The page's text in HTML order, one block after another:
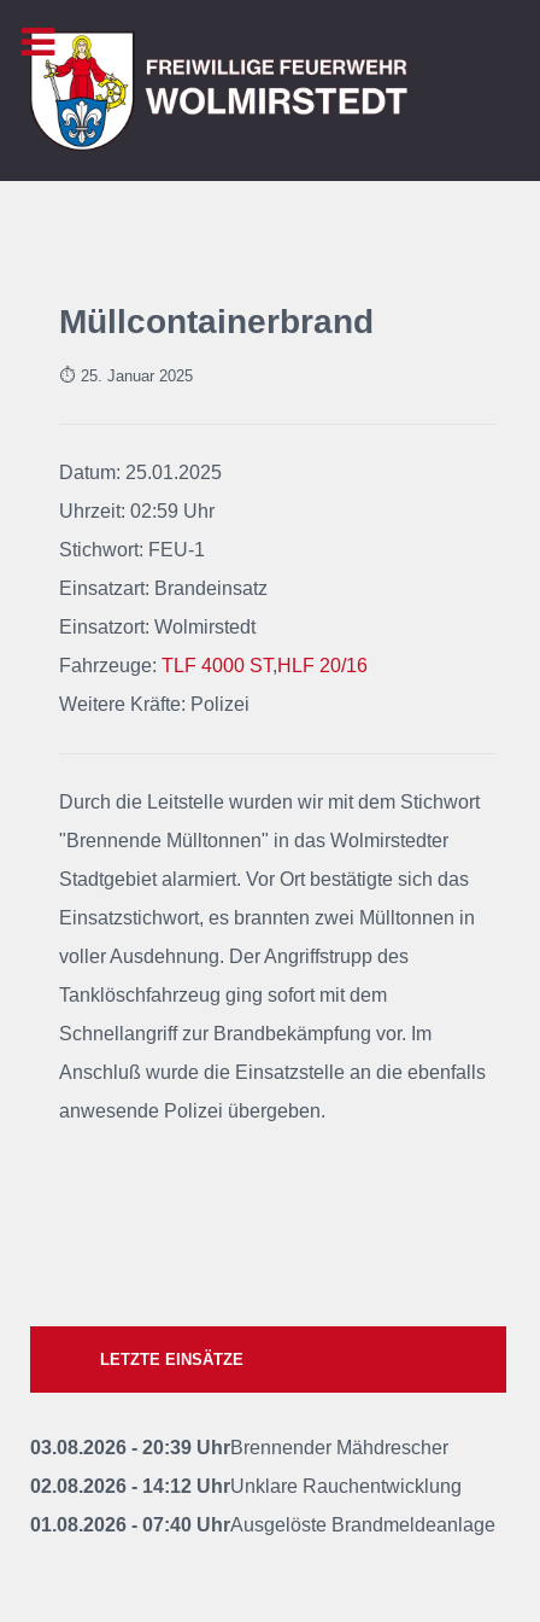
Müllcontainerbrand
⏱ 25. Januar 2025
Datum: 25.01.2025
Uhrzeit: 02:59 Uhr
Stichwort: FEU-1
Einsatzart: Brandeinsatz
Einsatzort: Wolmirstedt
Fahrzeuge: TLF 4000 ST,HLF 20/16
Weitere Kräfte: Polizei
Durch die Leitstelle wurden wir mit dem Stichwort
"Brennende Mülltonnen" in das Wolmirstedter
Stadtgebiet alarmiert. Vor Ort bestätigte sich das
Einsatzstichwort, es brannten zwei Mülltonnen in
voller Ausdehnung. Der Angriffstrupp des
Tanklöschfahrzeug ging sofort mit dem
Schnellangriff zur Brandbekämpfung vor. Im
Anschluß wurde die Einsatzstelle an die ebenfalls
anwesende Polizei übergeben.
LETZTE EINSÄTZE
03.08.2026 - 20:39 UhrBrennender Mähdrescher
02.08.2026 - 14:12 UhrUnklare Rauchentwicklung
01.08.2026 - 07:40 UhrAusgelöste Brandmeldeanlage